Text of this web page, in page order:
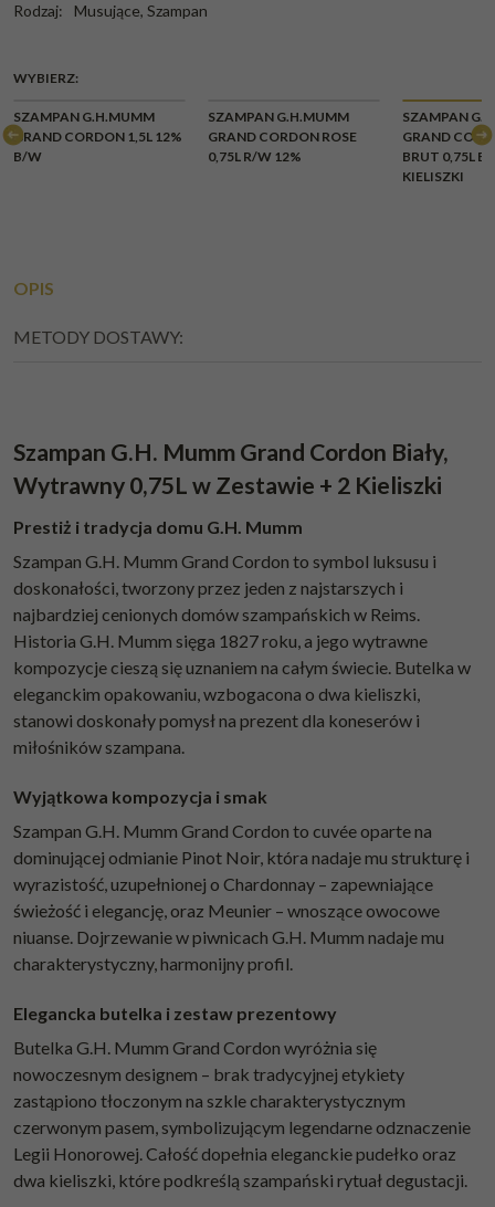
Rodzaj: Musujące, Szampan
WYBIERZ:
SZAMPAN G.H.MUMM
GRAND CORDON 1,5L 12%
B/W
SZAMPAN G.H.MUMM
GRAND CORDON ROSE
0,75L R/W 12%
SZAMPAN
GRAND
BRUT 0,75L
KIELISZKI
OPIS
METODY DOSTAWY:
Szampan G.H. Mumm Grand Cordon Biały,
Wytrawny 0,75L w Zestawie + 2 Kieliszki
Prestiż i tradycja domu G.H. Mumm
Szampan G.H. Mumm Grand Cordon to symbol luksusu i
doskonałości, tworzony przez jeden z najstarszych i
najbardziej cenionych domów szampańskich w Reims.
Historia G.H. Mumm sięga 1827 roku, a jego wytrawne
kompozycje cieszą się uznaniem na całym świecie. Butelka w
eleganckim opakowaniu, wzbogacona o dwa kieliszki,
stanowi doskonały pomysł na prezent dla koneserów i
miłośników szampana.
Wyjątkowa kompozycja i smak
Szampan G.H. Mumm Grand Cordon to cuvée oparte na
dominującej odmianie Pinot Noir, która nadaje mu strukturę i
wyrazistość, uzupełnionej o Chardonnay – zapewniające
świeżość i elegancję, oraz Meunier – wnoszące owocowe
niuanse. Dojrzewanie w piwnicach G.H. Mumm nadaje mu
charakterystyczny, harmonijny profil.
Elegancka butelka i zestaw prezentowy
Butelka G.H. Mumm Grand Cordon wyróżnia się
nowoczesnym designem – brak tradycyjnej etykiety
zastąpiono tłoczonym na szkle charakterystycznym
czerwonym pasem, symbolizującym legendarne odznaczenie
Legii Honorowej. Całość dopełnia eleganckie pudełko oraz
dwa kieliszki, które podkreślą szampański rytuał degustacji.